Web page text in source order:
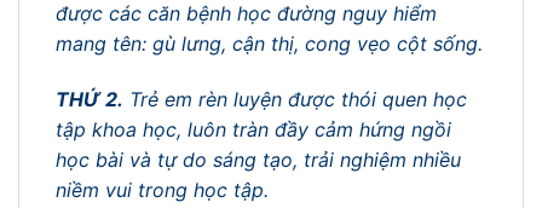
được các căn bệnh học đường nguy hiểm
mang tên: gù lưng, cận thị, cong vẹo cột sống.
THỨ 2. Trẻ em rèn luyện được thói quen học
tập khoa học, luôn tràn đầy cảm hứng ngồi
học bài và tự do sáng tạo, trải nghiệm nhiều
niềm vui trong học tập.